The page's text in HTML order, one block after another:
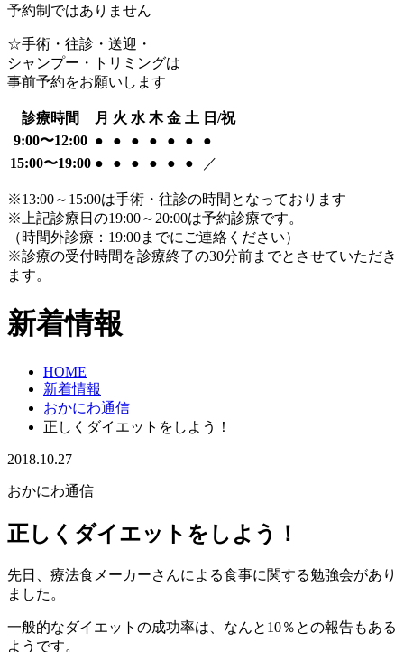
予約制ではありません
☆手術・往診・送迎・
シャンプー・トリミングは
事前予約をお願いします
診療時間 月 火 水 木 金 土 日/祝
9:00〜12:00 ● ● ● ● ● ●
●
15:00〜19:00 ● ● ● ● ● ● ／
※13:00～15:00は手術・往診の時間となっております
※上記診療日の19:00～20:00は予約診療です。
（時間外診療：19:00までにご連絡ください）
※診療の受付時間を診療終了の30分前までとさせていただき
ます。
新着情報
HOME
新着情報
おかにわ通信
正しくダイエットをしよう！
2018.10.27
おかにわ通信
正しくダイエットをしよう！
先日、療法食メーカーさんによる食事に関する勉強会があり
ました。
一般的なダイエットの成功率は、なんと10％との報告もある
ようです。